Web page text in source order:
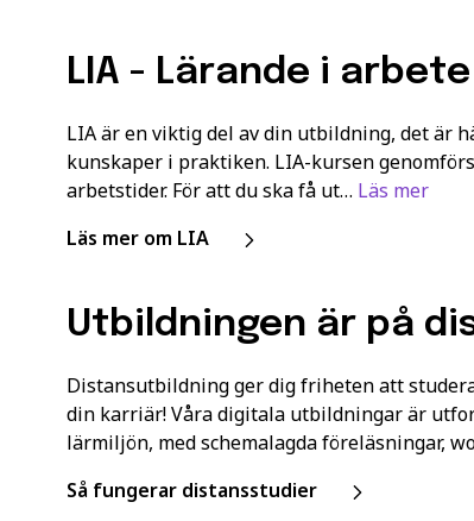
LIA - Lärande i arbete
LIA är en viktig del av din utbildning, det är
kunskaper i praktiken. LIA-kursen
arbetstider. För att du ska få ut… Läs mer
Läs mer om LIA
Utbildningen är på
Distansutbildning ger dig friheten att
din karriär! Våra digitala utbildningar är
lärmiljön, med schemalagda föreläsningar,
Så fungerar distansstudier